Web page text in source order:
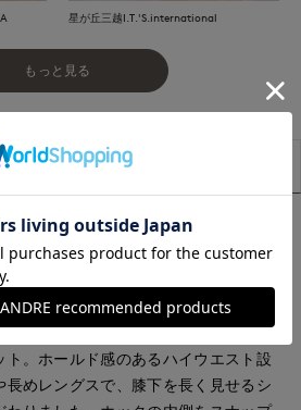
星が丘三越I.T.'S.international
もっと見る
サイズ詳細
吉田理紗さんとM Maglie le cassetto
弾が実現！
ンツに新色のピンクが登場です。
ンツは動きやすさと穿き心地を考え抜
ト。ホールド感のあるハイウエスト設
めレングスで、膝下を長く見せるシ